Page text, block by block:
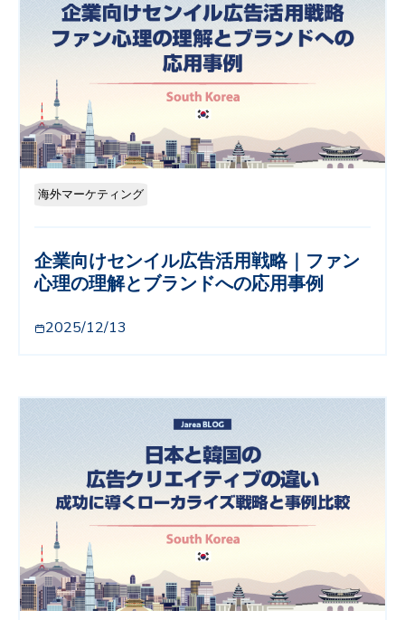
海外マーケティング
企業向けセンイル広告活用戦略｜ファン
心理の理解とブランドへの応用事例
2025/12/13